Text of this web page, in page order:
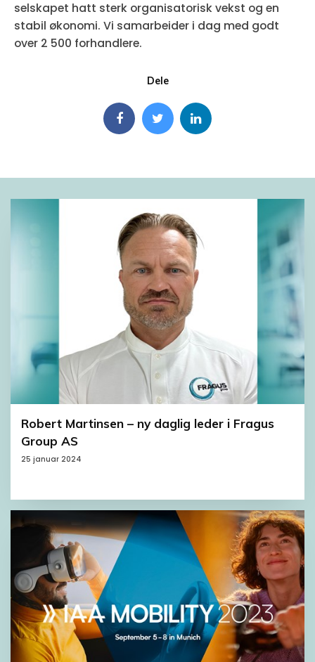
selskapet hatt sterk organisatorisk vekst og en
stabil økonomi. Vi samarbeider i dag med godt
over 2 500 forhandlere.
Dele
Robert Martinsen – ny daglig leder i Fragus
Group AS
25 januar 2024